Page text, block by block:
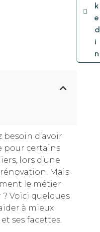
k
e
d
i
n
besoin d’avoir
pour certains
lors d’une
Mais
le métier
? Voici quelques
à mieux
ses facettes.